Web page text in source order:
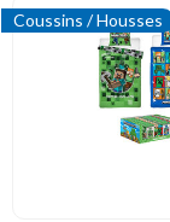
Coussins / Housses